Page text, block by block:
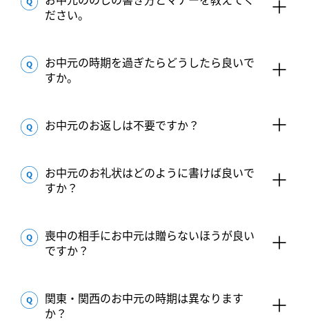
ださい。
お中元の時期を過ぎたらどうしたら良いで
すか。
お中元のお返しは不要ですか？
お中元のお礼状はどのように書けば良いで
すか？
喪中の相手にお中元は贈らないほうが良い
ですか？
関東・関西のお中元の時期は異なります
か？